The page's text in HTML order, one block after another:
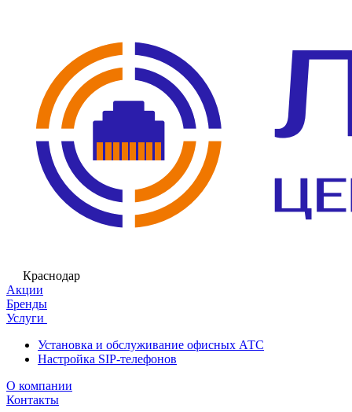
Краснодар
Акции
Бренды
Услуги
Установка и обслуживание офисных АТС
Настройка SIP-телефонов
О компании
Контакты